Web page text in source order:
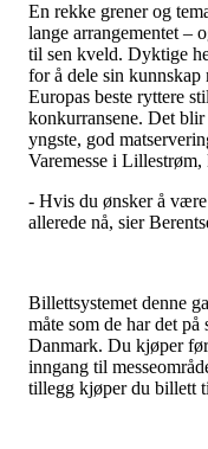
En rekke grener og
lange arrangementet –
til sen kveld. Dyktige
for å dele sin
Europas beste ryttere
konkurransene. Det blir
yngste, god
Varemesse i
- Hvis du ønsker å
allerede nå, sier
Billettsystemet denne
måte som de har det på
Danmark. Du kjøper
inngang til
tillegg kjøper du billett